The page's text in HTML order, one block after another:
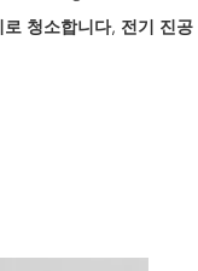
청소합니다, 전기 진공